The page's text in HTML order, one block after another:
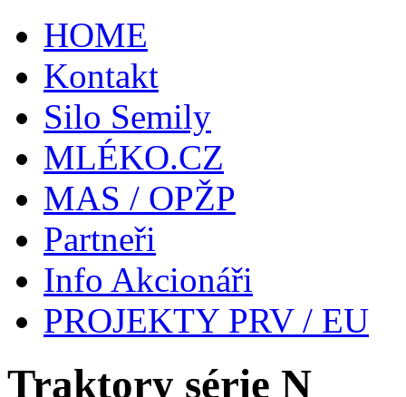
HOME
Kontakt
Silo Semily
MLÉKO.CZ
MAS / OPŽP
Partneři
Info Akcionáři
PROJEKTY PRV / EU
Traktory série N